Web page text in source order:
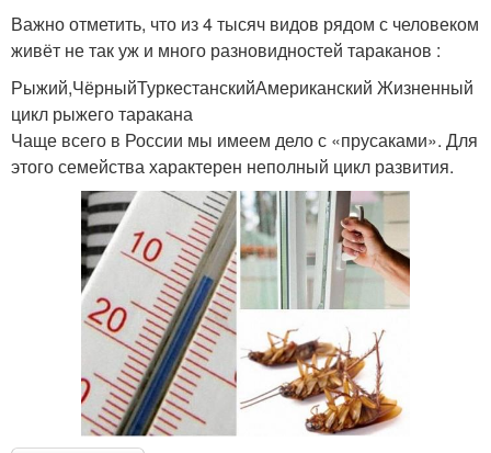
Важно отметить, что из 4 тысяч видов рядом с человеком
живёт не так уж и много разновидностей тараканов :
Рыжий,ЧёрныйТуркестанскийАмериканский Жизненный
цикл рыжего таракана
Чаще всего в России мы имеем дело с «прусаками». Для
этого семейства характерен неполный цикл развития.